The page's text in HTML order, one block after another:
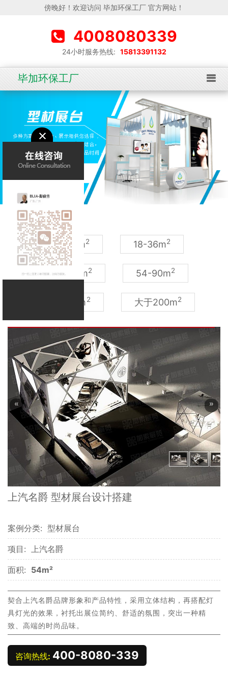
傍晚好！欢迎访问 毕加环保工厂 官方网站！
4008080339
24小时服务热线: 15813391132
毕加环保工厂
9-18m2 18-36m2
36-54m2 54-90m2
90-200m2 大于200m2
« »
上汽名爵 型材展台设计搭建
案例分类: 型材展台
项目: 上汽名爵
面积: 54m²
契合上汽名爵品牌形象和产品特性，采用立体结构，再搭配灯
具灯光的效果，衬托出展位简约、舒适的氛围，突出一种精
致、高端的时尚品味。
咨询热线: 400-8080-339